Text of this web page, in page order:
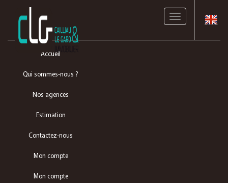
Toggle
Accueil
Qui sommes-nous ?
Nos agences
Estimation
Contactez-nous
Mon compte
Mon compte